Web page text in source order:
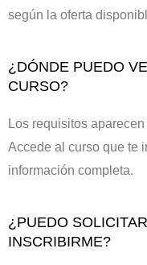
según la oferta
¿DÓNDE PUEDO
CURSO?
Los requisitos
Accede al curso que te
información completa.
¿PUEDO
INSCRIBIRME?